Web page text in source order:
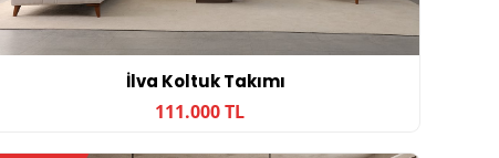
İlva Koltuk Takımı
111.000 TL